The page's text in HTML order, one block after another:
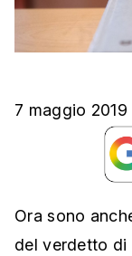
7 maggio 2019
Ora sono
del verdetto di